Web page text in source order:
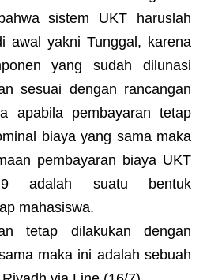
sistem UKT haruslah
awal yakni Tunggal, karena
yang sudah dilunasi
sesuai dengan rancangan
apabila pembayaran tetap
biaya yang sama maka
pembayaran biaya UKT
adalah suatu bentuk
mahasiswa.
tetap dilakukan dengan
maka ini adalah sebuah